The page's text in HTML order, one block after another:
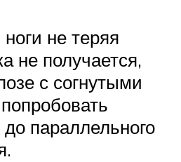
не теряя
не получается,
с согнутыми
параллельного